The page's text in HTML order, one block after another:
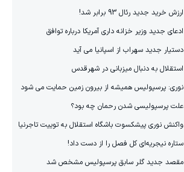
ارزش خرید جدید رئال 93 برابر شد!
ادعای جدید وزیر خزانه داری آمریکا درباره توافق
دستیار جدید سهراب از اسپانیا می آید
استقلال به دنبال میزبانی در شهرقدس
نوری: پرسپولیس همیشه از بیرون زمین حمایت می شود
علت پرسپولیسی شدن رحمان چه بود؟
واکنش نوری پیشکسوت باشگاه استقلال به توییت تاجرنیا
ستاره نیجریه‌ای کل فصل را از دست داد!
مقصد جدید گلر سابق پرسپولیس مشخص شد